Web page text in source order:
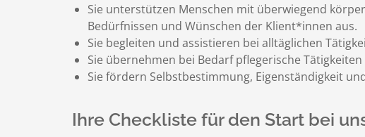
Sie unterstützen Menschen mit überwiegend
Bedürfnissen und Wünschen der Klient*innen aus.
Sie begleiten und assistieren bei alltäglichen
Sie übernehmen bei Bedarf pflegerische
Sie fördern Selbstbestimmung, Eigenständigkeit
Ihre Checkliste für den Start bei